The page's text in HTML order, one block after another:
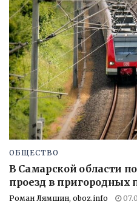
ОБЩЕСТВО
В Самарской области
проезд в пригородных
Роман Лямшин, oboz.info